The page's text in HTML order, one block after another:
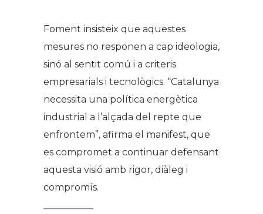
Foment insisteix que aquestes
mesures no responen a cap ideologia,
sinó al sentit comú i a criteris
empresarials i tecnològics. “Catalunya
necessita una política energètica
industrial a l’alçada del repte que
enfrontem”, afirma el manifest, que
es compromet a continuar defensant
aquesta visió amb rigor, diàleg i
compromís.